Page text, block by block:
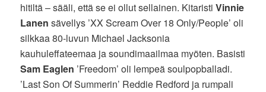
hitiltä – sääli, että se ei ollut sellainen. KitaristiVinnie
Lanen sävellys ’XX Scream Over 18 Only/People’ oli
silkkaa 80-luvun Michael Jacksonia
kauhuleffateemaa ja soundimaailmaa myöten. Basisti
Sam Eaglen ’Freedom’ oli lempeä soulpopballadi.
’Last Son Of Summerin’ Reddie Redford ja rumpali